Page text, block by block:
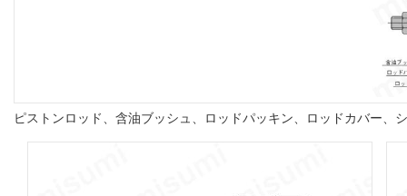
ピストンロッド、含油ブッシュ、ロッドパッキン、ロッドカバー